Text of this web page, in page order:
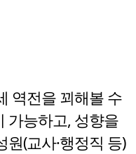
역전을 꾀해볼 수
가능하고, 성향을
(교사·행정직 등)